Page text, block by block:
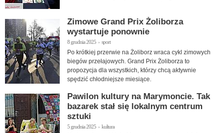
Zimowe Grand Prix Żoliborza
wystartuje ponownie
8 grudnia 2025 › sport
Po krótkiej przerwie na Żoliborz wraca cykl zimowych
biegów przełajowych. Grand Prix Żoliborza to
propozycja dla wszystkich, którzy chcą aktywnie
spędzić chłodniejsze miesiące.
Pawilon kultury na Marymoncie. Tak
bazarek stał się lokalnym centrum
sztuki
5 grudnia 2025 › kultura